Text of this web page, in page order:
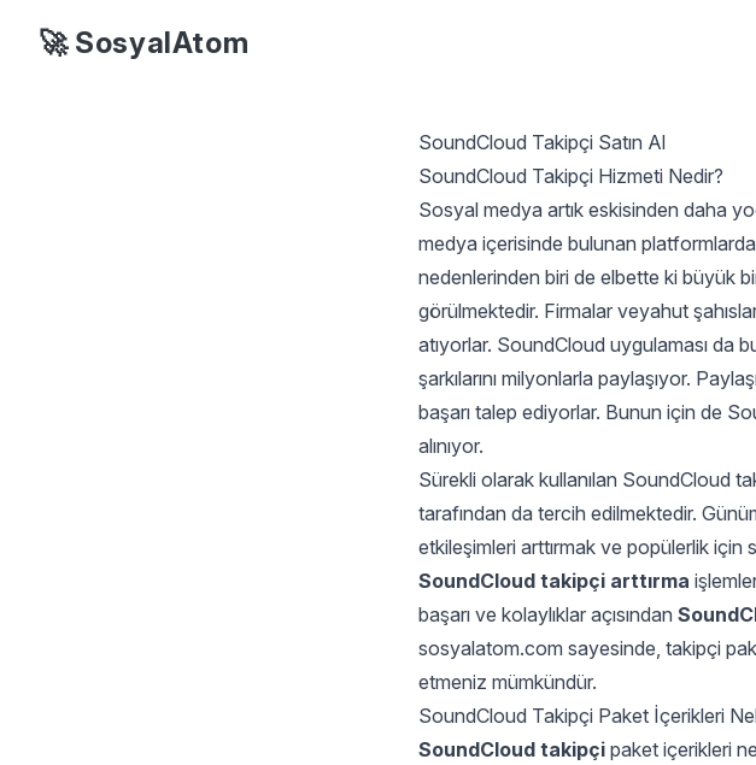
🚀 SosyalAtom
SoundCloud Takipçi Satın Al
SoundCloud Takipçi Hizmeti Nedir?
Sosyal medya artık eskisinden daha
medya içerisinde bulunan
nedenlerinden biri de elbette ki büyük
görülmektedir. Firmalar veyahut
atıyorlar. SoundCloud uygulaması da
şarkılarını milyonlarla paylaşıyor.
başarı talep ediyorlar. Bunun için de
alınıyor.
Sürekli olarak kullanılan SoundCloud
tarafından da tercih edilmektedir.
etkileşimleri arttırmak ve popülerlik için
SoundCloud takipçi arttırma
başarı ve kolaylıklar açısından
sosyalatom.com sayesinde, takipçi
etmeniz mümkündür.
SoundCloud Takipçi Paket İçerikleri
SoundCloud takipçi paket içerikleri